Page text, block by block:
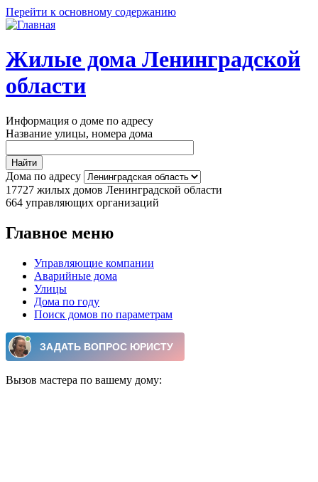
Перейти к основному содержанию
Жилые дома Ленинградской
области
Информация о доме по адресу
Название улицы, номера дома
Дома по адресу
17727 жилых домов Ленинградской области
664 управляющих организаций
Главное меню
Управляющие компании
Аварийные дома
Улицы
Дома по году
Поиск домов по параметрам
Вызов мастера по вашему дому: